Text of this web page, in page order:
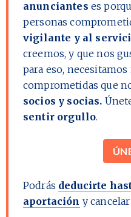
anunciantes es
personas
vigilante y al
creemos, y que nos
para eso,
comprometidas que
socios y socias.
sentir orgullo.
Podrás deducirte
aportación y